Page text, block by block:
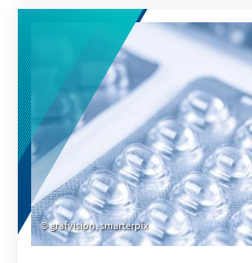
Oberbefehlshaber der
Streitkräfte erklärte, der
Generalstab prüfe
dem Norden, um die
Nach mehrheitlicher
unabhängiger belarusischer
bislang jedoch keine
beobachten, die diese
untermauern würden. Ein
belarusischer Kriegseintritt
wenig wahrscheinlich.
grafvision, smarterpix